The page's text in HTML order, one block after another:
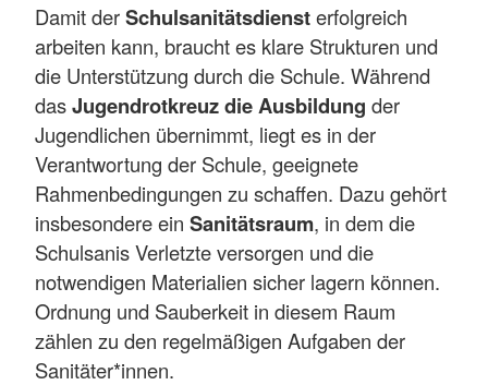
Damit derSchulsanitätsdiensterfolgreich
arbeiten kann, braucht es klare Strukturen und
die Unterstützung durch die Schule. Während
dasJugendrotkreuz die Ausbildung der
Jugendlichen übernimmt, liegt es in der
Verantwortung der Schule, geeignete
Rahmenbedingungen zu schaffen. Dazu gehört
insbesondere ein Sanitätsraum, in dem die
Schulsanis Verletzte versorgen und die
notwendigen Materialien sicher lagern können.
Ordnung und Sauberkeit in diesem Raum
zählen zu den regelmäßigen Aufgaben der
Sanitäter*innen.